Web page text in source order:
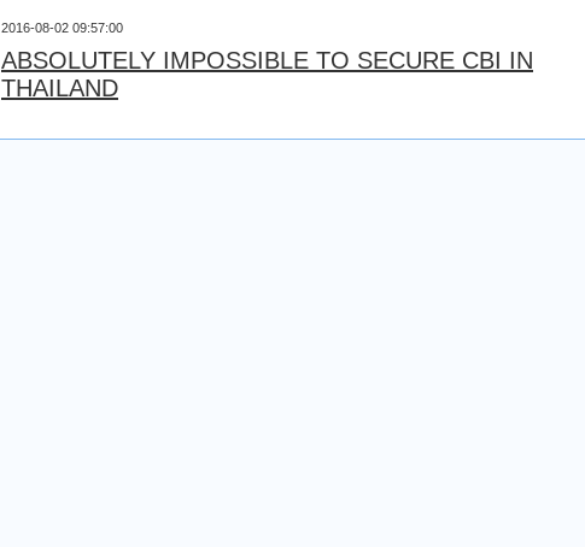
2016-08-02 09:57:00
ABSOLUTELY IMPOSSIBLE TO SECURE CBI IN
THAILAND